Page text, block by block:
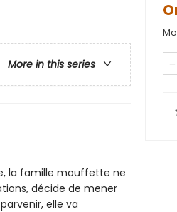
More in this series
la famille mouffette ne
décide de mener
elle va